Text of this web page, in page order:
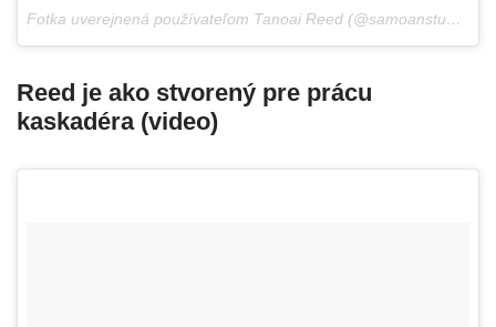
Fotka uverejnená používateľom Tanoai Reed (@samoanstuntman),
Reed je ako stvorený pre prácu
kaskadéra (video)